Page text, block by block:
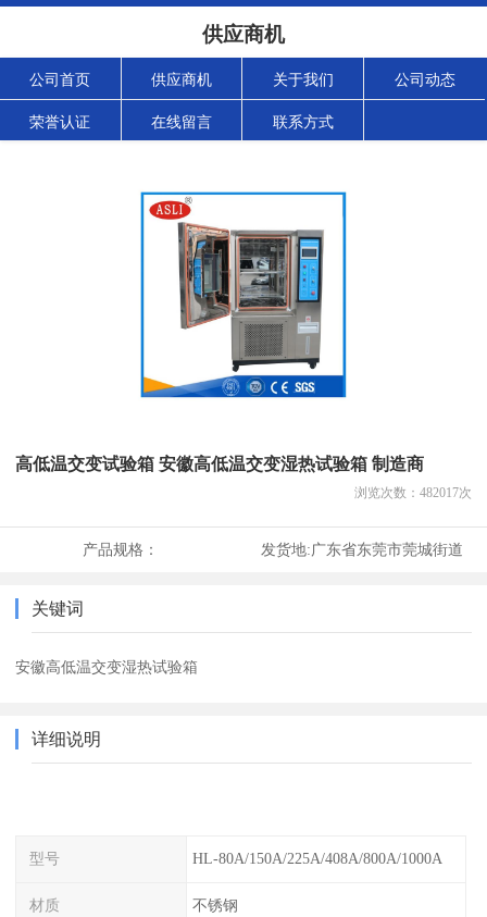
供应商机
公司首页 供应商机 关于我们 公司动态
荣誉认证 在线留言 联系方式
高低温交变试验箱 安徽高低温交变湿热试验箱 制造商
浏览次数： 482017次
产品规格： 发货地:广东省东莞市莞城街道
关键词
安徽高低温交变湿热试验箱
详细说明
型号 HL-80A/150A/225A/408A/800A/1000A
材质 不锈钢